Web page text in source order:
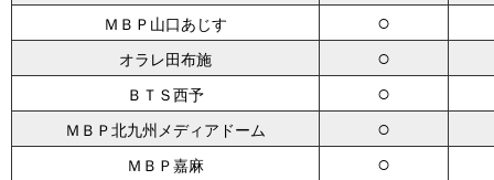
ＭＢＰ山口あじす ○
オラレ田布施 ○
ＢＴＳ西予 ○
ＭＢＰ北九州メディアドーム ○
ＭＢＰ嘉麻 ○